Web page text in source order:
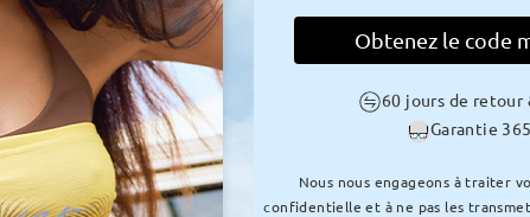
détails
Obtenez le code
60 jours de retour
Garantie
Nous nous engageons à traiter
confidentielle et à ne pas les